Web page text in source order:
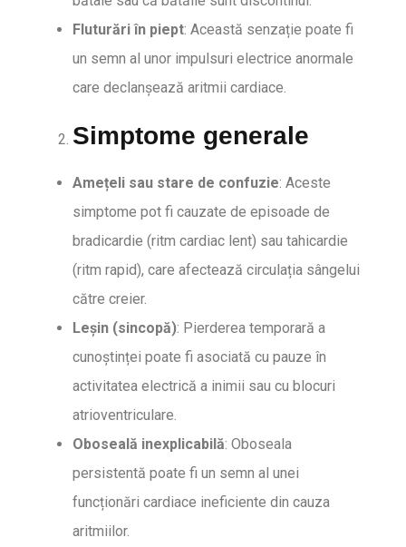
Fluturări în piept: Această senzație poate fi
un semn al unor impulsuri electrice anormale
care declanșează aritmii cardiace.
Simptome generale
Amețeli sau stare de confuzie: Aceste
simptome pot fi cauzate de episoade de
bradicardie (ritm cardiac lent) sau tahicardie
(ritm rapid), care afectează circulația sângelui
către creier.
Leșin (sincopă): Pierderea temporară a
cunoștinței poate fi asociată cu pauze în
activitatea electrică a inimii sau cu blocuri
atrioventriculare.
Oboseală inexplicabilă: Oboseala
persistentă poate fi un semn al unei
funcționări cardiace ineficiente din cauza
aritmiilor.